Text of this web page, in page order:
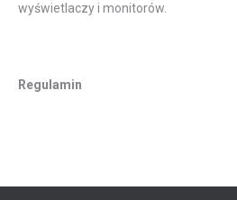
wyświetlaczy i monitorów.
Regulamin